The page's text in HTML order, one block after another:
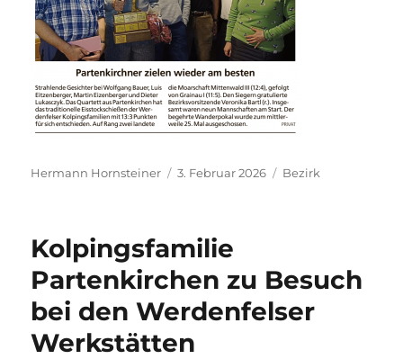
Autor
Hermann Hornsteiner
Veröffentlicht
3. Februar 2026 Kategorien
Bezirk
Kolpingsfamilie
Partenkirchen zu Besuch
bei den Werdenfelser
Werkstätten